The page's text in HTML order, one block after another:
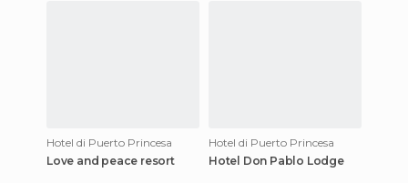
Hotel di Puerto Princesa
Love and peace resort
Hotel di Puerto Princesa
Hotel Don Pablo Lodge